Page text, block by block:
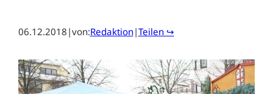
06.12.2018 |von:Redaktion|Teilen ↪